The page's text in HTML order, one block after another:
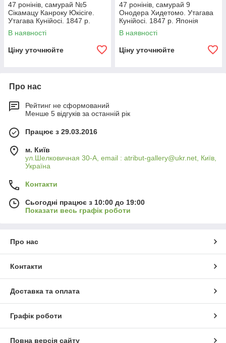
47 ронінів, самурай №5
Сікамацу Канроку Юкісіге.
Утагава Кунійосі. 1847 р.
Японія гравюра
В наявності
Ціну уточнюйте
47 ронінів, самурай 9
Онодера Хидетомо. Утагава
Кунійосі. 1847 р. Японія
гравюру
В наявності
Ціну уточнюйте
Про нас
Рейтинг не сформований
Менше 5 відгуків за останній рік
Працює з 29.03.2016
м. Київ
ул.Шелковичная 30-А, email : atribut-gallery@ukr.net, Київ,
Україна
Контакти
Сьогодні працює з 10:00 до 19:00
Показати весь графік роботи
Про нас
Контакти
Доставка та оплата
Графік роботи
Повна версія сайту